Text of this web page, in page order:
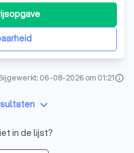
een team van mensen
dat stapje extra zetten.
06-08-2026 om 01:21info
keyboard_arrow_down
in de lijst?